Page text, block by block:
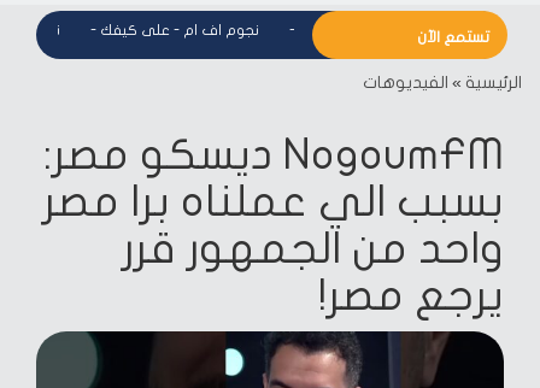
تستمع الآن
نجوم اف ام - على كيفك - نجوم اف ام - على كيفك نجوم اف
الرئيسية » الفيديوهات
NogoumFM ديسكو مصر:
بسبب الي عملناه برا مصر
واحد من الجمهور قرر
يرجع مصر!